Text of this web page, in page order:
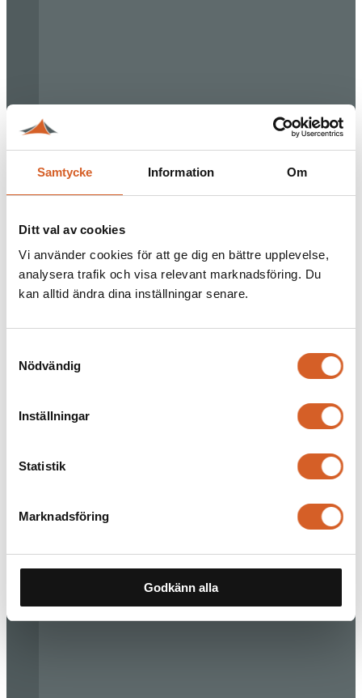
Samtycke Information Om
Ditt val av cookies
Vi använder cookies för att ge dig en bättre upplevelse,
analysera trafik och visa relevant marknadsföring. Du
kan alltid ändra dina inställningar senare.
Nödvändig
Inställningar
Statistik
Marknadsföring
Godkänn alla